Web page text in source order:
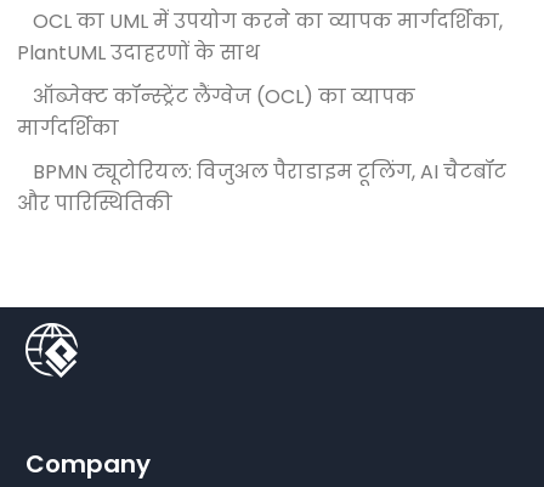
OCL का UML में उपयोग करने का व्यापक मार्गदर्शिका,
PlantUML उदाहरणों के साथ
ऑब्जेक्ट कॉन्स्ट्रेंट लैंग्वेज (OCL) का व्यापक
मार्गदर्शिका
BPMN ट्यूटोरियल: विजुअल पैराडाइम टूलिंग, AI चैटबॉट
और पारिस्थितिकी
Company